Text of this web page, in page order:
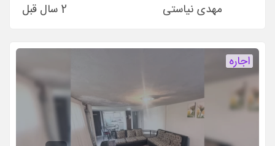
مهدی نیاستی 2 سال قبل
اجاره